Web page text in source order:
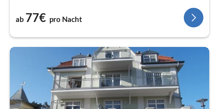
ab 77€ pro Nacht